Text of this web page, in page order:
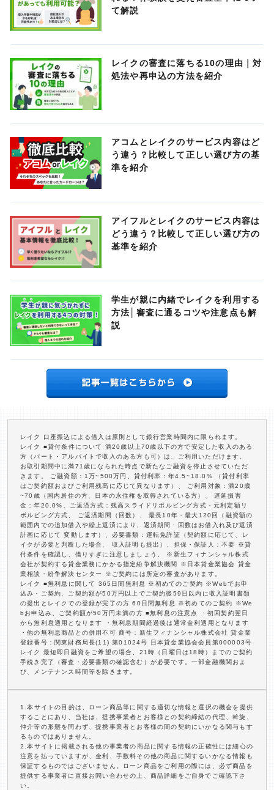
て解説
レイクの審査に落ちる10の理由｜対
処法や再申込の方法を紹介
アコムとレイクのサービス内容はど
う違う？比較して正しい選び方の基
準を紹介
アイフルとレイクのサービス内容は
どう違う？比較して正しい選び方の
基準を紹介
学生が親に内緒でレイクを利用する
方法│審査に通るコツや注意点も解
説
レイク 口座振込による借入は原則として銀行営業時間内に限られます。
レイク ■貸付条件について 満20歳以上70歳以下の方で安定した収入のある
方（パート・アルバイトで収入のある方も可）は、ご利用いただけます。
お取引期間中に満71歳になられた時点で新たなご融資を停止させていただ
きます。 ご融資額：1万~500万円、貸付利率：年4.5~18.0% （貸付利率
はご契約額およびご利用残高に応じて異なります）、 ご利用対象：満20歳
~70歳（国内居住の方、日本の永住権を取得されている方）、 遅延損害
金：年20.0%、ご返済方式：残高スライドリボルビング方式・元利定額リ
ボルビング方式、 ご返済期間（回数）、 最長10年・最大120回（融資額の
範囲内での追加借入や繰上返済により、返済期間・回数はお借入れ及び返済
計画に応じて 変動します）、必要書類：運転免許証（契約額に応じて、レ
イクが必要と判断した場合、 収入証明も提出）、担保・保証人：不要 ※貸
付条件を確認し、借りすぎに注意しましょう。 ※新生フィナンシャル株式
会社が契約する貸金業務にかかる指定紛争解決機関 ※日本貸金業協会 貸金
業相談・紛争解決センター ※ご契約には所定の審査があります。
レイク ■無利息に関して 365日間無利息 ※初めてのご契約 ※Webでお申
込み・ご契約、ご契約額が50万円以上でご契約後59日以内に収入証明書類
の提出とレイクでの登録が完了の方 60日間無利息 ※初めてのご契約 ※We
bお申込み、ご契約額が50万円未満の方 ■無利息の注意点 ・初回契約翌日
から無利息適用となります ・無利息期間経過後は通常金利適用となります
・他の無利息商品との併用不可 商号：新生フィナンシャル株式会社 貸金業
登録番号：関東財務局長(11) 第01024号 日本貸金業協会会員第000003号
レイク 最短即日融資をご希望の場合、21時（日曜日は18時）までのご契約
手続き完了（審査・必要書類の確認含む）が必要です。一部金融機関およ
び、メンテナンス時間等を除きます。
1.本サイトの目的は、ローン商品等に関する適切な情報と選択の機会を提供
することにあり、当社は、提携事業者とお客様との契約締結の代理、斡旋、
仲介等の形態を問わず、提携事業者とお客様の間の契約にいかなる関与もす
るものではありません。
2.本サイトに掲載される他の事業者の商品に関する情報の正確性には細心の
注意を払っていますが、金利、手数料その他の商品に関するいかなる情報も
保証するものではございません。ローン商品をご利用の際には、必ず商品を
提供する事業者に直接お問い合わせの上、商品詳細をご自身でご確認下さ
い。